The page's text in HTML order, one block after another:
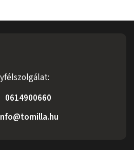
0614900660